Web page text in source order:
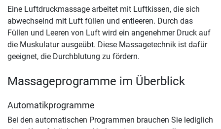
Eine Luftdruckmassage arbeitet mit Luftkissen, die sich
abwechselnd mit Luft füllen und entleeren. Durch das
Füllen und Leeren von Luft wird ein angenehmer Druck auf
die Muskulatur ausgeübt. Diese Massagetechnik ist dafür
geeignet, die Durchblutung zu fördern.
Massageprogramme im Überblick
Automatikprogramme
Bei den automatischen Programmen brauchen Sie lediglich